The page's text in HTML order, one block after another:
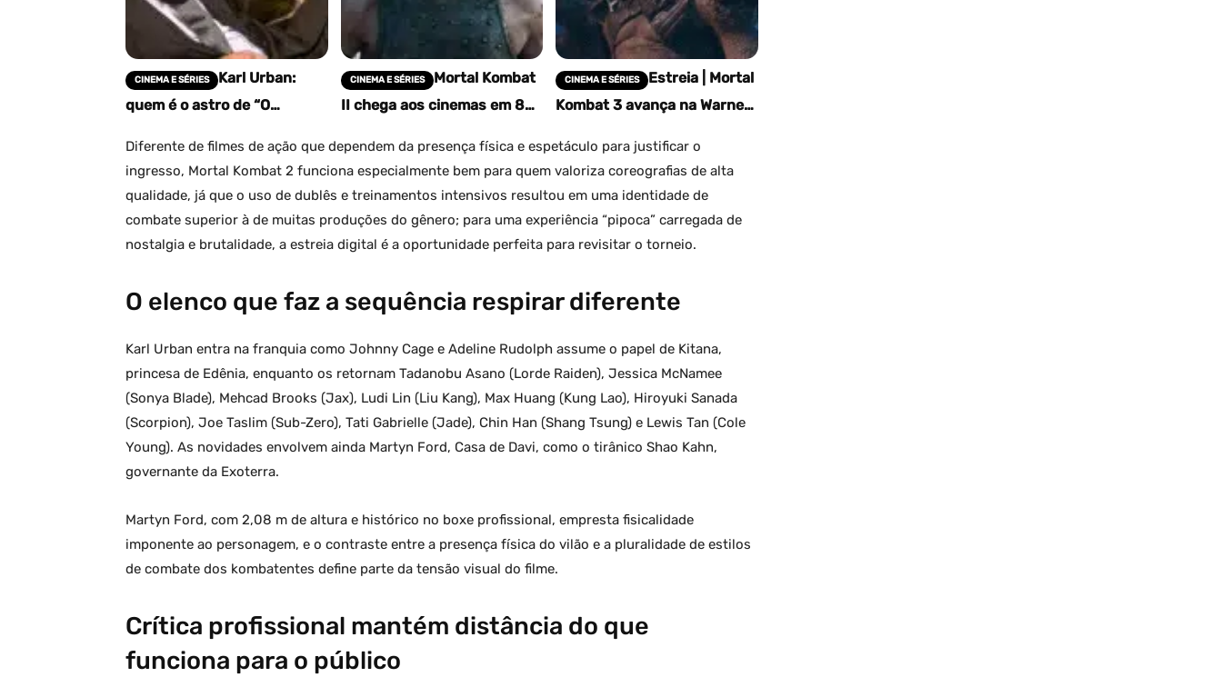
CINEMA E SÉRIES
Karl Urban:
quem é o astro de “O
filmes e séries da carreira
CINEMA E SÉRIES
Mortal Kombat
II chega aos cinemas em 8
franquia
CINEMA E SÉRIES
Estreia | Mortal
Kombat 3 avança na Warner
versão do roteiro
Diferente de filmes de ação que dependem da presença física e espetáculo para justificar o
ingresso, Mortal Kombat 2 funciona especialmente bem para quem valoriza coreografias de alta
qualidade, já que o uso de dublês e treinamentos intensivos resultou em uma identidade de
combate superior à de muitas produções do gênero; para uma experiência “pipoca” carregada de
nostalgia e brutalidade, a estreia digital é a oportunidade perfeita para revisitar o torneio.
O elenco que faz a sequência respirar diferente
Karl Urban entra na franquia como Johnny Cage e Adeline Rudolph assume o papel de Kitana,
princesa de Edênia, enquanto os retornam Tadanobu Asano (Lorde Raiden), Jessica McNamee
(Sonya Blade), Mehcad Brooks (Jax), Ludi Lin (Liu Kang), Max Huang (Kung Lao), Hiroyuki Sanada
(Scorpion), Joe Taslim (Sub-Zero), Tati Gabrielle (Jade), Chin Han (Shang Tsung) e Lewis Tan (Cole
Young). As novidades envolvem ainda Martyn Ford, Casa de Davi, como o tirânico Shao Kahn,
governante da Exoterra.
Martyn Ford, com 2,08 m de altura e histórico no boxe profissional, empresta fisicalidade
imponente ao personagem, e o contraste entre a presença física do vilão e a pluralidade de estilos
de combate dos kombatentes define parte da tensão visual do filme.
Crítica profissional mantém distância do que
funciona para o público